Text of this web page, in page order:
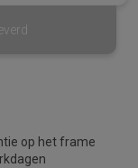
op het frame